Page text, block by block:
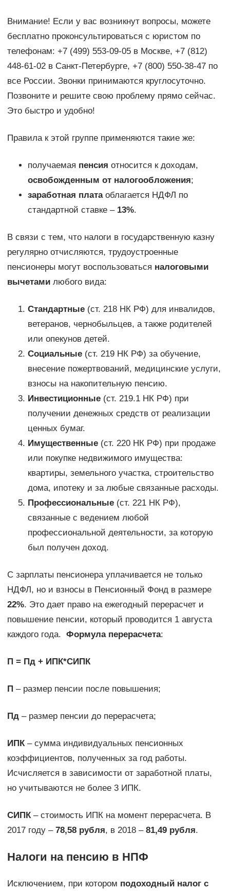
Внимание! Если у вас возникнут вопросы, можете
бесплатно проконсультироваться с юристом по
телефонам: +7 (499) 553-09-05 в Москве, +7 (812)
448-61-02 в Санкт-Петербурге, +7 (800) 550-38-47 по
все России. Звонки принимаются круглосуточно.
Позвоните и решите свою проблему прямо сейчас.
Это быстро и удобно!
Правила к этой группе применяются такие же:
получаемая пенсия относится к доходам,
освобожденным от налогообложения;
заработная платаоблагается НДФЛ по
стандартной ставке – 13%.
В связи с тем, что налоги в государственную казну
регулярно отчисляются, трудоустроенные
пенсионеры могут воспользоваться налоговыми
вычетамилюбого вида:
Стандартные(ст. 218 НК РФ) для инвалидов,
ветеранов, чернобыльцев, а также родителей
или опекунов детей.
Социальные(ст. 219 НК РФ) за обучение,
внесение пожертвований, медицинские услуги,
взносы на накопительную пенсию.
Инвестиционные(ст. 219.1 НК РФ) при
получении денежных средств от реализации
ценных бумаг.
Имущественные(ст. 220 НК РФ) при продаже
или покупке недвижимого имущества:
квартиры, земельного участка, строительство
дома, ипотеку и за любые связанные расходы.
Профессиональные(ст. 221 НК РФ),
связанные с ведением любой
профессиональной деятельности, за которую
был получен доход.
С зарплаты пенсионера уплачивается не только
НДФЛ, но и взносы в Пенсионный Фонд в размере
22%. Это дает право на ежегодный перерасчет и
повышение пенсии, который проводится 1 августа
каждого года. Формула перерасчета:
П = Пд + ИПК*СИПК
П – размер пенсии после повышения;
Пд– размер пенсии до перерасчета;
ИПК– сумма индивидуальных пенсионных
коэффициентов, полученных за год работы.
Исчисляется в зависимости от заработной платы,
но учитываются не более 3 ИПК.
СИПК– стоимость ИПК на момент перерасчета. В
2017 году – 78,58 рубля, в 2018 – 81,49 рубля.
Налоги на пенсию в НПФ
Исключением, при котором подоходный налог с